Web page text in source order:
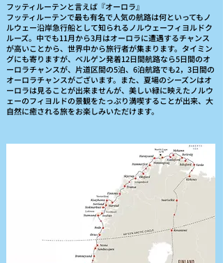
フッティルーテンと言えば『オーロラ』
​フッティルーテンで最も有名で人気の航路は何といってもノ
ルウェー沿岸急行船​として知られるノルウェーフィヨルドク
ルーズ。中でも11月から3月はオーロラに遭遇するチャンス
が高いことから、世界中から旅行者が集まります。タイミン
グにも寄りますが、ベルゲン発着12日間航路なら5日間のオ
ーロラチャンスが、片道区間の5泊、6泊航路でも2，3日間の
オーロラチャンスがございます。​また、夏場のシーズンはオ
ーロラは見ることが出来ませんが、美しい緑に映えたノルウ
ェーのフィヨルドの景観をたっぷり満喫することが出来、大
自然に癒される旅をお楽しみいただけます。